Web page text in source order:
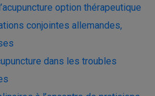
option thérapeutique
conjointes allemandes,
dans les troubles